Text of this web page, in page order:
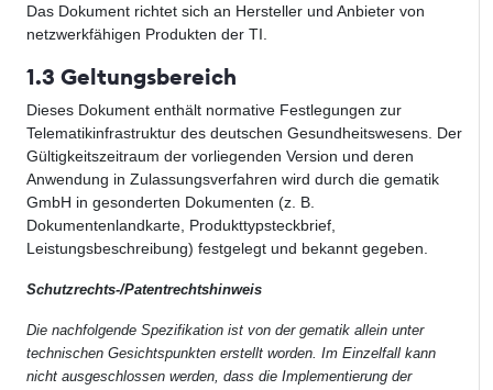
Das Dokument richtet sich an Hersteller und Anbieter von
netzwerkfähigen Produkten der TI.
1.3 Geltungsbereich
Dieses Dokument enthält normative Festlegungen zur
Telematikinfrastruktur des deutschen Gesundheitswesens. Der
Gültigkeitszeitraum der vorliegenden Version und deren
Anwendung in Zulassungsverfahren wird durch die gematik
GmbH in gesonderten Dokumenten (z. B.
Dokumentenlandkarte, Produkttypsteckbrief,
Leistungsbeschreibung) festgelegt und bekannt gegeben.
Schutzrechts-/Patentrechtshinweis
Die nachfolgende Spezifikation ist von der gematik allein unter
technischen Gesichtspunkten erstellt worden. Im Einzelfall kann
nicht ausgeschlossen werden, dass die Implementierung der